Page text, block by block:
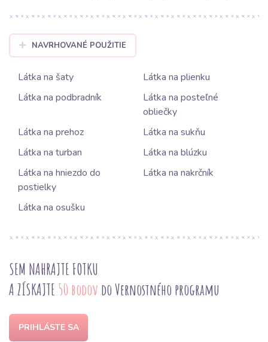
NAVRHOVANÉ POUŽITIE
Látka na šaty
Látka na plienku
Látka na podbradník
Látka na posteľné
obliečky
Látka na prehoz
Látka na sukňu
Látka na turban
Látka na blúzku
Látka na hniezdo do
postielky
Látka na nakrčník
Látka na osušku
SEM NAHRAJTE FOTKU
A ZÍSKAJTE 50 bodov do Vernostného programu
PRIHLÁSTE SA